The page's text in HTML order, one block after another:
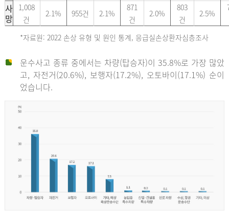
사
망
1,008
건
2.1% 955건 2.1%
871
건
2.0%
803
건
2.5%
*자료원: 2022 손상 유형 및 원인 통계, 응급실손상환자심층조사
운수사고 종류 중에서는 차량(탑승자)이 35.8%로 가장 많았
고, 자전거(20.6%), 보행자(17.2%), 오토바이(17.1%) 순이
었습니다.